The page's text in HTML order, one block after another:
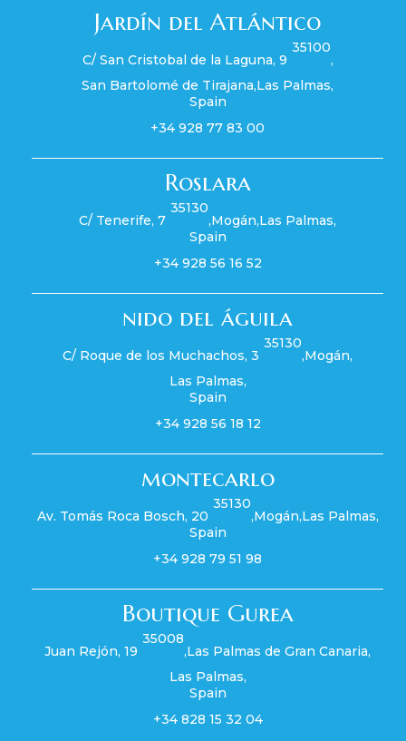
Jardín del Atlántico
C/ San Cristobal de la Laguna, 9
35100
,
San Bartolomé de Tirajana,Las Palmas,
Spain
+34 928 77 83 00
Roslara
C/ Tenerife, 7
35130
,Mogán,Las Palmas,
Spain
+34 928 56 16 52
nido del águila
C/ Roque de los Muchachos, 3
35130
,Mogán,
Las Palmas,
Spain
+34 928 56 18 12
montecarlo
Av. Tomás Roca Bosch, 20
35130
,Mogán,Las Palmas,
Spain
+34 928 79 51 98
Boutique Gurea
Juan Rejón, 19
35008
,Las Palmas de Gran Canaria,
Las Palmas,
Spain
+34 828 15 32 04